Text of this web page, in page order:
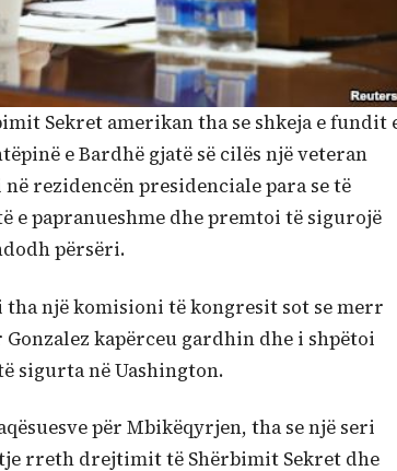
Sekret amerikan tha se shkeja e fundit
e Bardhë gjatë së cilës një veteran
rezidencën presidenciale para se të
e papranueshme dhe premtoi të sigurojë
përsëri.
tha një komisioni të kongresit sot se merr
kapërceu gardhin dhe i shpëtoi
sigurta në Uashington.
për Mbikëqyrjen, tha se një seri
rreth drejtimit të Shërbimit Sekret dhe